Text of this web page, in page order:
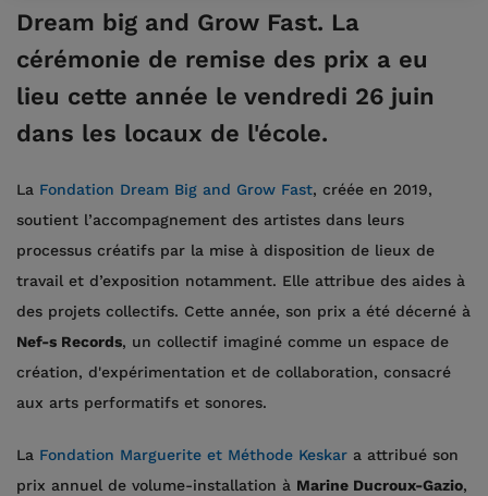
Dream big and Grow Fast. La
cérémonie de remise des prix a eu
lieu cette année le vendredi 26 juin
dans les locaux de l'école.
La Fondation Dream Big and Grow Fast, créée en 2019,
soutient l’accompagnement des artistes dans leurs
processus créatifs par la mise à disposition de lieux de
travail et d’exposition notamment. Elle attribue des aides à
des projets collectifs. Cette année, son prix a été décerné à
Nef-s Records, un collectif imaginé comme un espace de
création, d'expérimentation et de collaboration, consacré
aux arts performatifs et sonores.
La Fondation Marguerite et Méthode Keskar a attribué son
prix annuel de volume-installation à Marine Ducroux-Gazio,